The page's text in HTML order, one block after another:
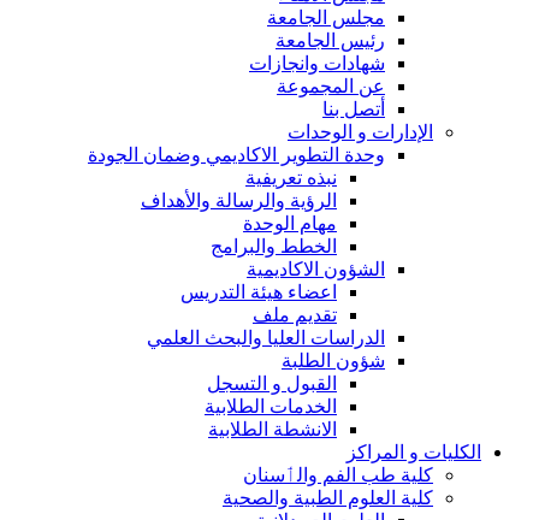
مجلس الجامعة
رئيس الجامعة
شهادات وانجازات
عن المجموعة
أتصل بنا
الإدارات و الوحدات
وحدة التطوير الاكاديمي وضمان الجودة
نبذه تعريفية
الرؤية والرسالة والأهداف
مهام الوحدة
الخطط والبرامج
الشؤون الاكاديمية
اعضاء هيئة التدريس
تقديم ملف
الدراسات العليا والبحث العلمي
شؤون الطلبة
القبول و التسجل
الخدمات الطلابية
الانشطة الطلابية
الكليات و المراكز
كلية طب الفم والٲسنان
كلية العلوم الطبية والصحية